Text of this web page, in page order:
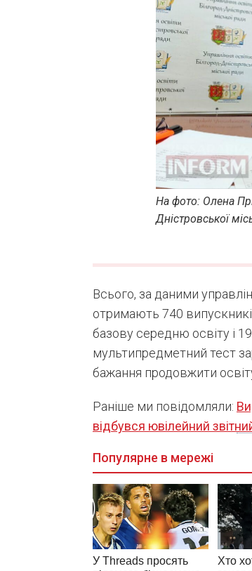
На фото: Олена
Дністровської
Всього, за даними
отримають 740
базову середню освіту і
мультипредметний тест
бажання продовжити
Раніше ми повідомляли:
відбувся ювілейний